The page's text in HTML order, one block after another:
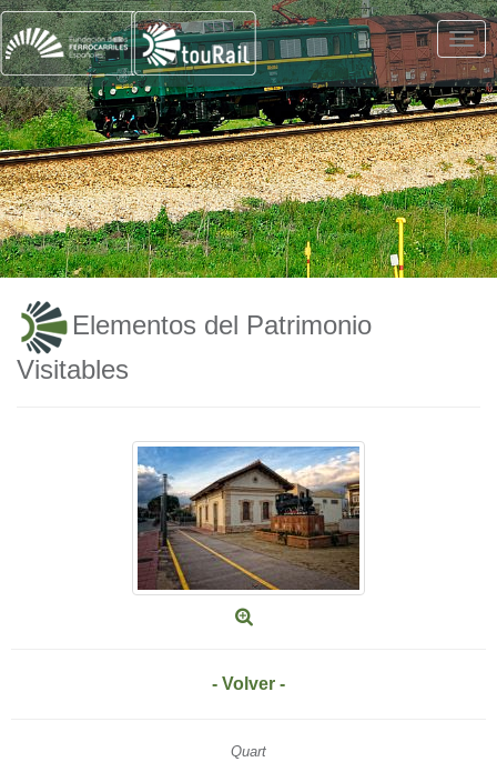
Elementos del Patrimonio
Visitables
- Volver -
Quart